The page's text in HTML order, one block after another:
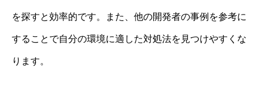
を探すと効率的です。また、他の開発者の事例を参考に
することで自分の環境に適した対処法を見つけやすくな
ります。